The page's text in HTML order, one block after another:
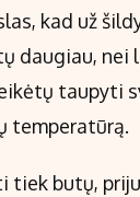
kad už
daugiau, nei
taupyti
temperatūrą.
tiek butų,